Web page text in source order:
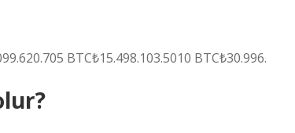
BTC₺15.498.103.5010 BTC₺30.996.